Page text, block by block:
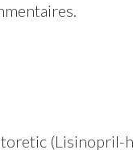
(Lisinopril-